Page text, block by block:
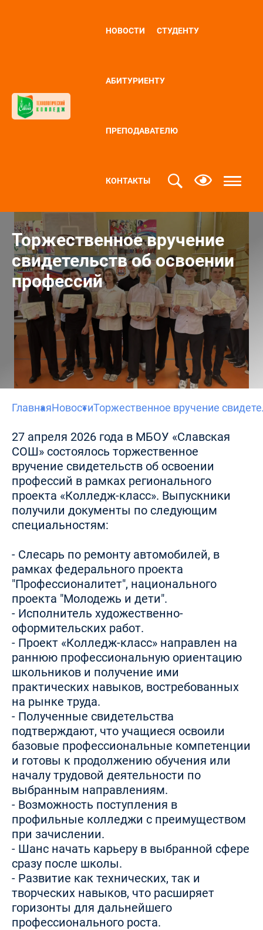
НОВОСТИ СТУДЕНТУ
АБИТУРИЕНТУ
ПРЕПОДАВАТЕЛЮ
КОНТАКТЫ
Торжественное вручение
свидетельств об освоении
профессий
ГлавнаяНовостиТоржественное вручение
27 апреля 2026 года в МБОУ «Славская
СОШ» состоялось торжественное
вручение свидетельств об освоении
профессий в рамках регионального
проекта «Колледж-класс». Выпускники
получили документы по следующим
специальностям:
- Слесарь по ремонту автомобилей, в
рамках федерального проекта
"Профессионалитет", национального
проекта "Молодежь и дети".
- Исполнитель художественно-
оформительских работ.
- Проект «Колледж-класс» направлен на
раннюю профессиональную ориентацию
школьников и получение ими
практических навыков, востребованных
на рынке труда.
- Полученные свидетельства
подтверждают, что учащиеся освоили
базовые профессиональные компетенции
и готовы к продолжению обучения или
началу трудовой деятельности по
выбранным направлениям.
- Возможность поступления в
профильные колледжи с преимуществом
при зачислении.
- Шанс начать карьеру в выбранной сфере
сразу после школы.
- Развитие как технических, так и
творческих навыков, что расширяет
горизонты для дальнейшего
профессионального роста.